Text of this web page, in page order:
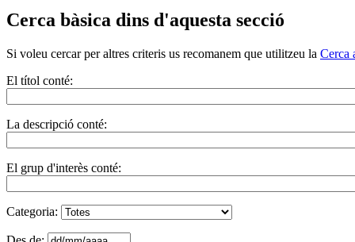
Cerca bàsica dins d'aquesta secció
Si voleu cercar per altres criteris us recomanem que utilitzeu la Cerca
El títol conté:
La descripció conté:
El grup d'interès conté:
Categoria: